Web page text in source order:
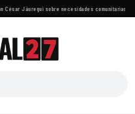
César Jáuregui sobre necesidades comunitarias·